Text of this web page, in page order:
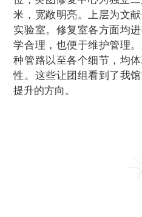
米，宽敞明亮。上层为文
实验室。修复室各方面均
学合理，也便于维护管理
种管路以至各个细节，均
性。这些让团组看到了我
提升的方向。